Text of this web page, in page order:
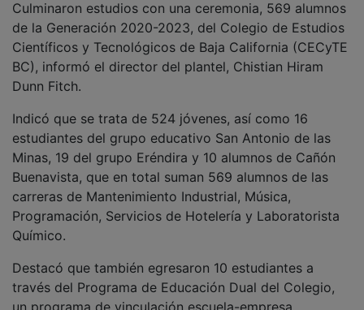
Culminaron estudios con una ceremonia, 569 alumnos
de la Generación 2020-2023, del Colegio de Estudios
Científicos y Tecnológicos de Baja California (CECyTE
BC), informó el director del plantel, Chistian Hiram
Dunn Fitch.
Indicó que se trata de 524 jóvenes, así como 16
estudiantes del grupo educativo San Antonio de las
Minas, 19 del grupo Eréndira y 10 alumnos de Cañón
Buenavista, que en total suman 569 alumnos de las
carreras de Mantenimiento Industrial, Música,
Programación, Servicios de Hotelería y Laboratorista
Químico.
Destacó que también egresaron 10 estudiantes a
través del Programa de Educación Dual del Colegio,
un programa de vinculación escuela-empresa